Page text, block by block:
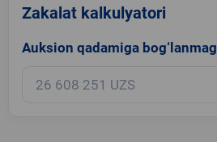
Zakalat kalkulyatori
Auksion qadamiga